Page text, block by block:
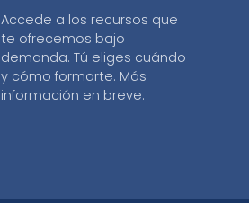
Accede a los recursos que
te ofrecemos bajo
demanda. Tú eliges cuándo
y cómo formarte. Más
información en breve.